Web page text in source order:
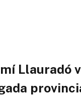
Llauradó